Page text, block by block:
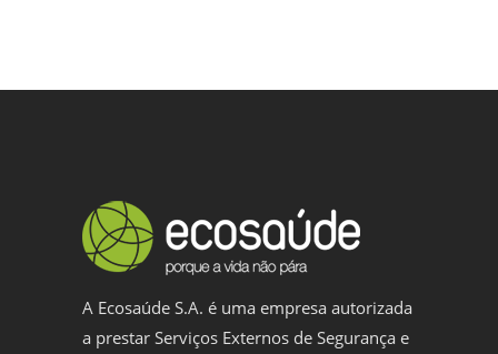
A Ecosaúde S.A. é uma empresa autorizada
a prestar Serviços Externos de Segurança e